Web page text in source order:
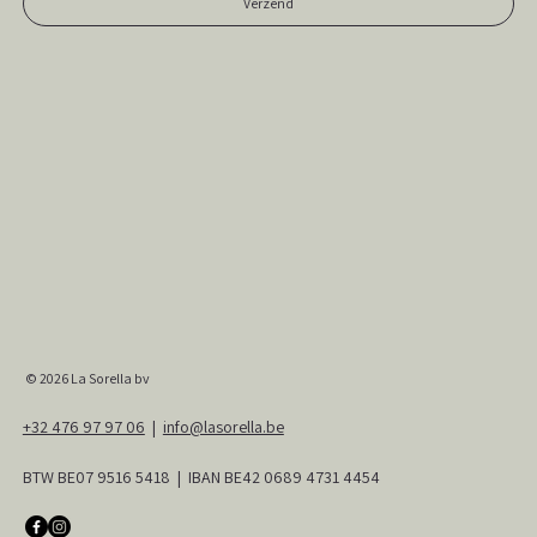
© 2026 La Sorella bv
+32 476 97 97 06 | info@lasorella.be
BTW BE07 9516 5418 | IBAN BE42 0689 4731 4454